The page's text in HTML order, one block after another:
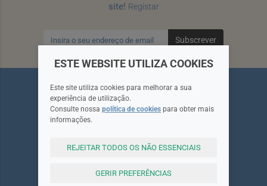
site! Registar
Subscrever
ESTE WEBSITE UTILIZA COOKIES
Este site utiliza cookies para melhorar a sua
experiência de utilização.
Consulte nossa política de cookies para obter mais
informações.
REJEITAR TODOS OS NÃO ESSENCIAIS
GERIR PREFERÊNCIAS